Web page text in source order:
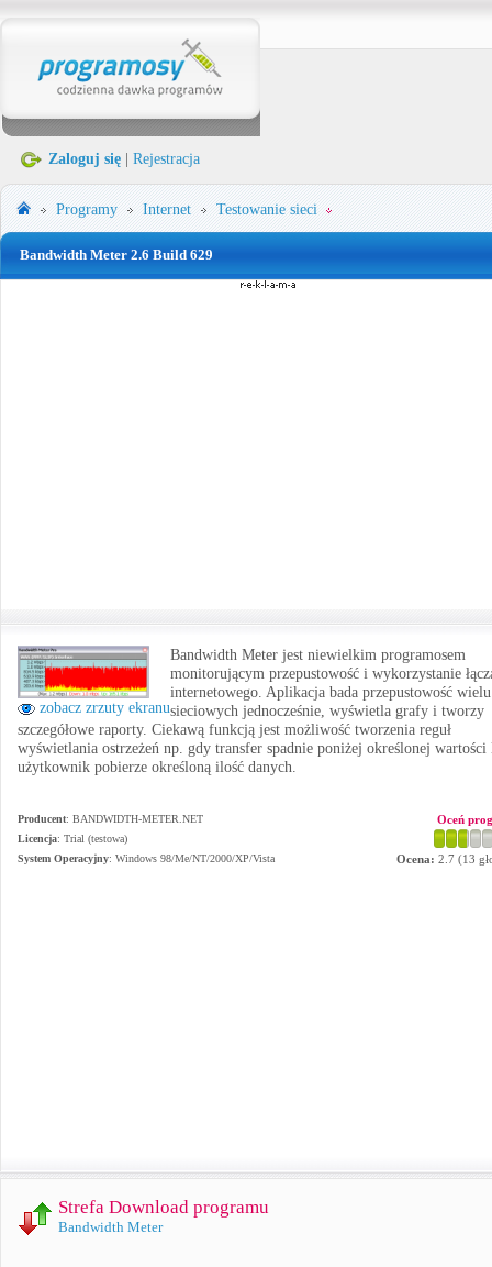
Zaloguj się Rejestracja
Programy Internet Testowanie sieci
Bandwidth Meter 2.6 Build 629
zobacz zrzuty ekranu
Bandwidth Meter jest niewielkim programosem
monitorującym przepustowość i wykorzystanie
internetowego. Aplikacja bada przepustowość
sieciowych jednocześnie, wyświetla grafy i tworzy
szczegółowe raporty. Ciekawą funkcją jest możliwość tworzenia reguł
wyświetlania ostrzeżeń np. gdy transfer spadnie poniżej określonej wartości
użytkownik pobierze określoną ilość danych.
Producent: BANDWIDTH-METER.NET
Licencja: Trial (testowa)
System Operacyjny: Windows 98/Me/NT/2000/XP/Vista
Oceń
Ocena: 2.7 (13
Strefa Download programu
Bandwidth Meter